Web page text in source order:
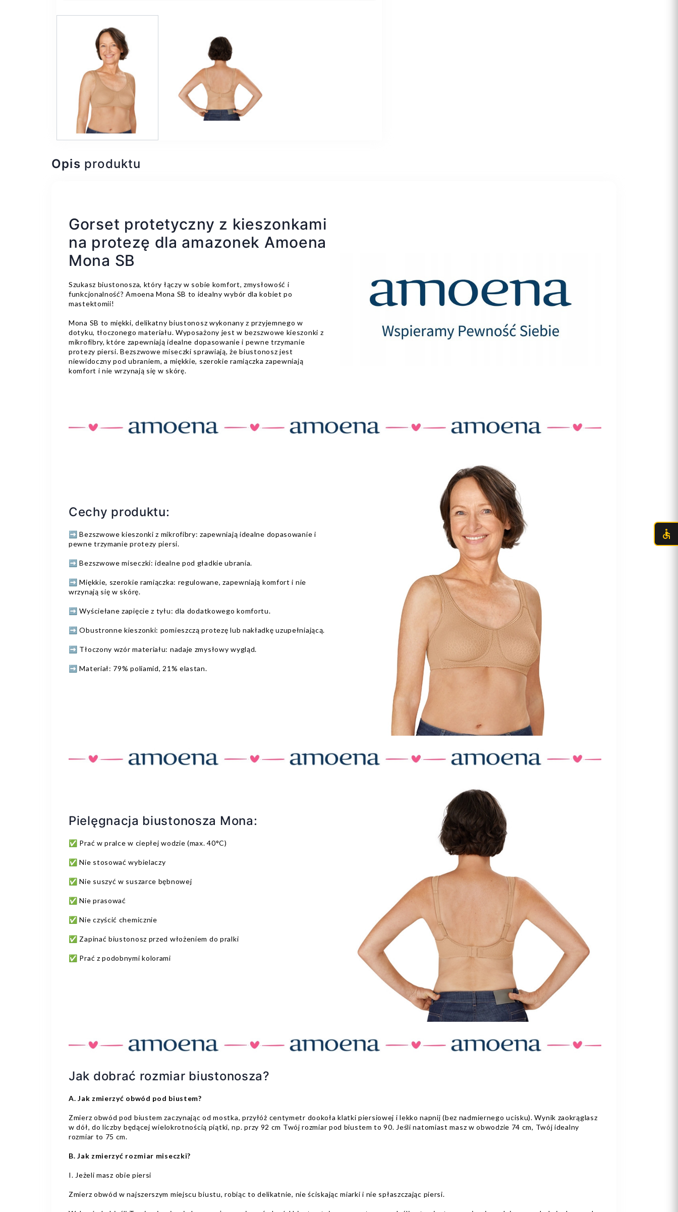
Opis produktu
Gorset protetyczny z kieszonkami
na protezę dla amazonek Amoena
Mona SB
Szukasz biustonosza, który łączy w sobie komfort, zmysłowość i
funkcjonalność? Amoena Mona SB to idealny wybór dla kobiet po
mastektomii!
Mona SB to miękki, delikatny biustonosz wykonany z przyjemnego w
dotyku, tłoczonego materiału. Wyposażony jest w bezszwowe kieszonki z
mikrofibry, które zapewniają idealne dopasowanie i pewne trzymanie
protezy piersi. Bezszwowe miseczki sprawiają, że biustonosz jest
niewidoczny pod ubraniem, a miękkie, szerokie ramiączka zapewniają
komfort i nie wrzynają się w skórę.
Cechy produktu:
➡️ Bezszwowe kieszonki z mikrofibry: zapewniają idealne dopasowanie i
pewne trzymanie protezy piersi.
➡️ Bezszwowe miseczki: idealne pod gładkie ubrania.
➡️ Miękkie, szerokie ramiączka: regulowane, zapewniają komfort i nie
wrzynają się w skórę.
➡️ Wyściełane zapięcie z tyłu: dla dodatkowego komfortu.
➡️ Obustronne kieszonki: pomieszczą protezę lub nakładkę uzupełniającą.
➡️ Tłoczony wzór materiału: nadaje zmysłowy wygląd.
➡️ Materiał: 79% poliamid, 21% elastan.
Pielęgnacja biustonosza Mona:
✅ Prać w pralce w ciepłej wodzie (max. 40°C)
✅ Nie stosować wybielaczy
✅ Nie suszyć w suszarce bębnowej
✅ Nie prasować
✅ Nie czyścić chemicznie
✅ Zapinać biustonosz przed włożeniem do pralki
✅ Prać z podobnymi kolorami
Jak dobrać rozmiar biustonosza?
A. Jak zmierzyć obwód pod biustem?
Zmierz obwód pod biustem zaczynając od mostka, przyłóż centymetr dookoła klatki piersiowej i lekko napnij (bez nadmiernego ucisku). Wynik zaokrąglasz
w dół, do liczby będącej wielokrotnością piątki, np. przy 92 cm Twój rozmiar pod biustem to 90. Jeśli natomiast masz w obwodzie 74 cm, Twój idealny
rozmiar to 75 cm.
B. Jak zmierzyć rozmiar miseczki?
I. Jeżeli masz obie piersi
Zmierz obwód w najszerszym miejscu biustu, robiąc to delikatnie, nie ściskając miarki i nie spłaszczając piersi.